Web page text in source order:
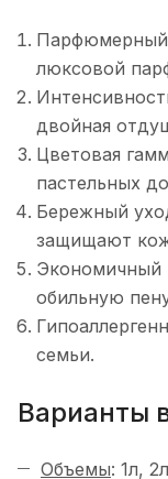
Парфюмерный
люксовой
двойная
Цветовая
пастельных
Бережный
защищают
Экономичный
обильную
семьи.
Варианты
Объемы: 1л,